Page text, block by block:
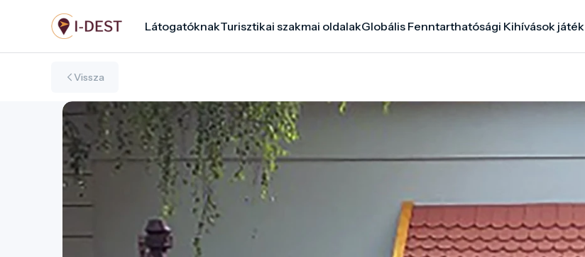
tartalomra
LátogatóknakTurisztikai szakmai oldalakGlobális Fenntarthatósági Kihívások játék
Vissza